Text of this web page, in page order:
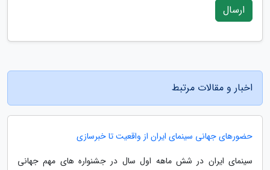
ارسال
اخبار و مقالات مرتبط
حضورهای جهانی سینمای ایران از واقعیت تا خبرسازی
سینمای ایران در شش ماهه اول سال در جشنواره های مهم جهانی